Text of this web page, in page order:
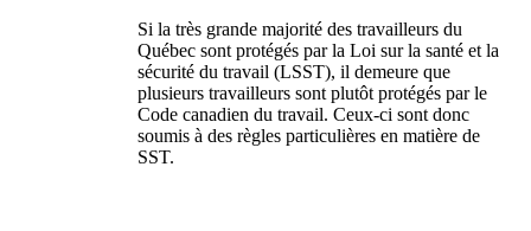
Si la très grande majorité des travailleurs du
Québec sont protégés par la Loi sur la santé et la
sécurité du travail (LSST), il demeure que
plusieurs travailleurs sont plutôt protégés par le
Code canadien du travail. Ceux-ci sont donc
soumis à des règles particulières en matière de
SST.